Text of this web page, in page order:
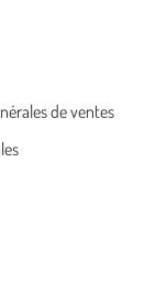
de ventes